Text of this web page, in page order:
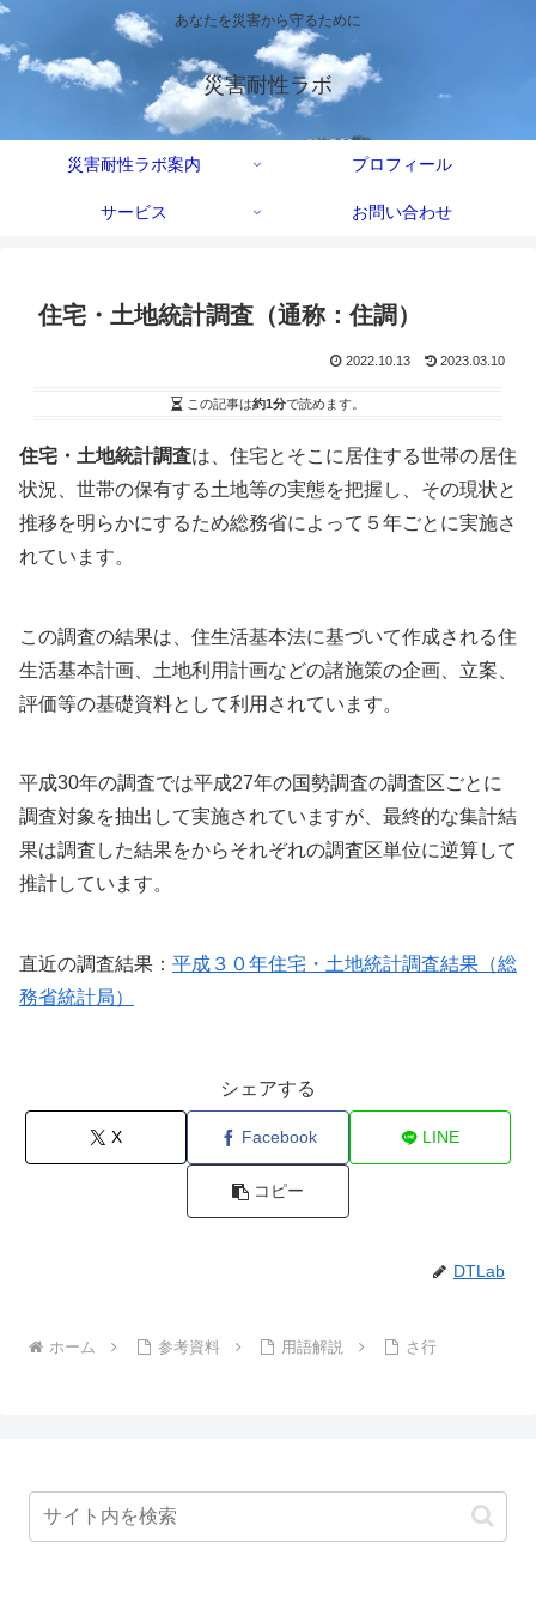
あなたを災害から守るために
災害耐性ラボ
災害耐性ラボ案内 プロフィール
サービス お問い合わせ
住宅・土地統計調査（通称：住調）
2022.10.13 2023.03.10
この記事は約1分で読めます。
住宅・土地統計調査は、住宅とそこに居住する世帯の居住
状況、世帯の保有する土地等の実態を把握し、その現状と
推移を明らかにするため総務省によって５年ごとに実施さ
れています。
この調査の結果は、住生活基本法に基づいて作成される住
生活基本計画、土地利用計画などの諸施策の企画、立案、
評価等の基礎資料として利用されています。
平成30年の調査では平成27年の国勢調査の調査区ごとに
調査対象を抽出して実施されていますが、最終的な集計結
果は調査した結果をからそれぞれの調査区単位に逆算して
推計しています。
直近の調査結果： 平成３０年住宅・土地統計調査結果（総
務省統計局）
シェアする
X Facebook LINE
コピー
DTLab
ホーム 参考資料 用語解説 さ行